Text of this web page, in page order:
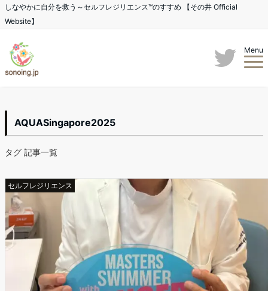
しなやかに自分を救う～セルフレジリエンス™のすすめ 【その井 Official
Website】
Menu
AQUASingapore2025
タグ 記事一覧
セルフレジリエンス